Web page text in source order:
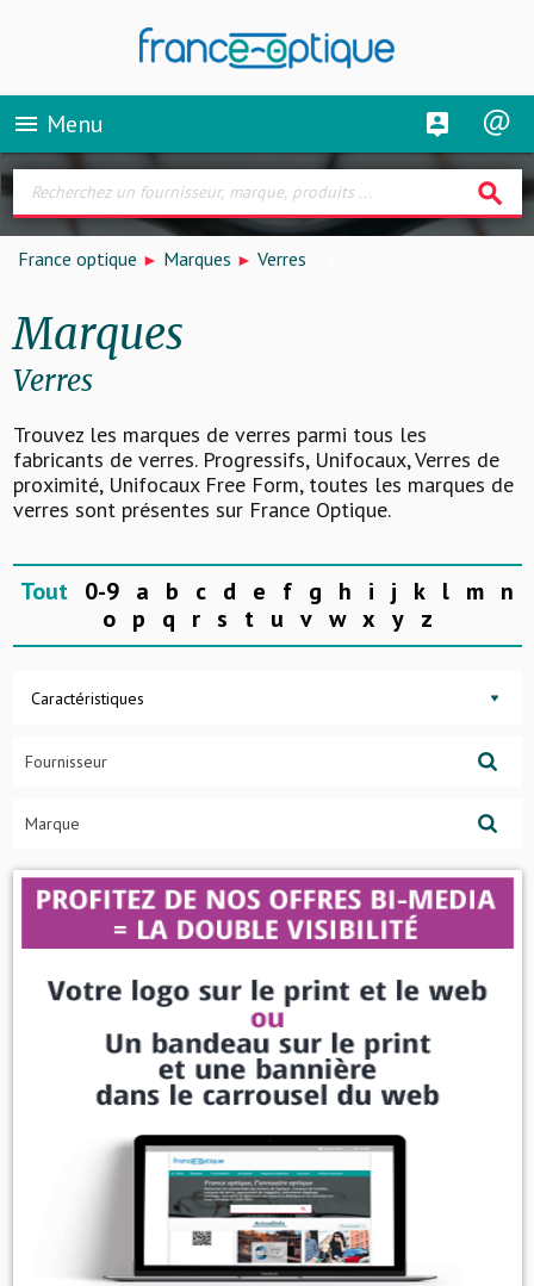
menu Menu
search
France optique Marques Verres
Marques
Verres
Trouvez les marques de verres parmi tous les
fabricants de verres. Progressifs, Unifocaux, Verres de
proximité, Unifocaux Free Form, toutes les marques de
verres sont présentes sur France Optique.
Tout 0-9 a b c d e f g h i j k l m n
o p q r s t u v w x y z
Caractéristiques